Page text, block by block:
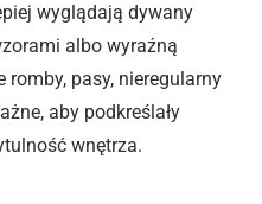
wyglądają dywany
albo wyraźną
pasy, nieregularny
aby podkreślały
wnętrza.